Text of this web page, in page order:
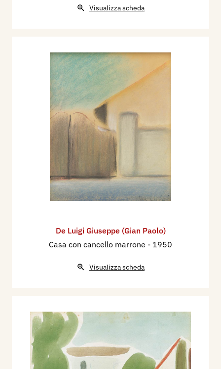
Visualizza scheda
De Luigi Giuseppe (Gian Paolo)
Casa con cancello marrone - 1950
Visualizza scheda